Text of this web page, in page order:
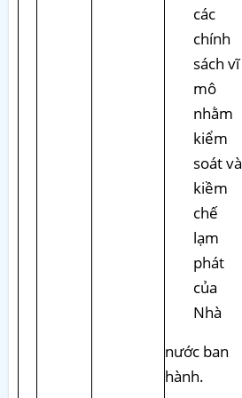
các
chính
sách vĩ
mô
nhằm
kiểm
soát và
kiềm
chế
lạm
phát
của
Nhà
nước ban
hành.